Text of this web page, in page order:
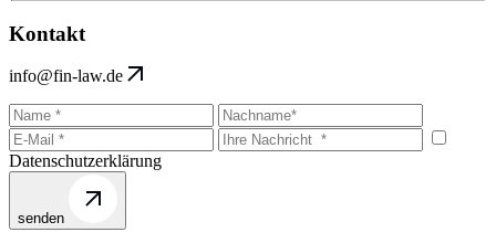
Kontakt
info@fin-law.de
Datenschutzerklärung
senden